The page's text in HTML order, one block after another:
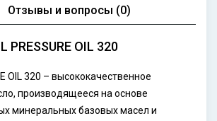
Отзывы и вопросы (0)
PRESSURE OIL 320
OIL 320 – высококачественное
производящееся на основе
минеральных базовых масел и